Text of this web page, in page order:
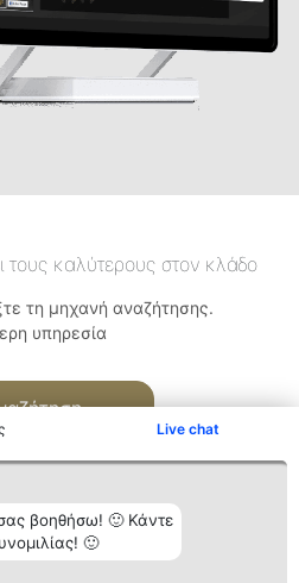
Live chat
βοηθήσω! 🙂 Κάντε
🙂
τους καλύτερους στον κλάδο
τη μηχανή αναζήτησης.
υπηρεσία